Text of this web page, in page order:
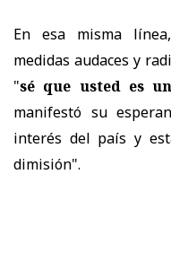
En esa misma
medidas audaces y
"sé que usted es
manifestó su
interés del país y
dimisión".